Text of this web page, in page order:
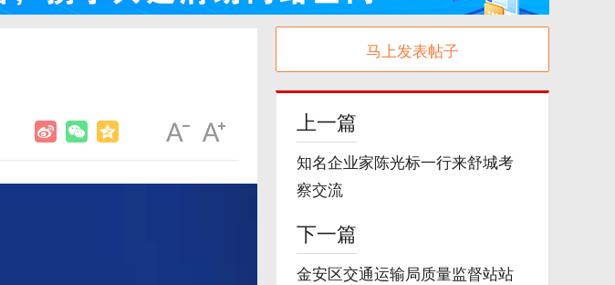
马上发表帖子
上一篇
知名企业家陈光标一行来舒城考
察交流
下一篇
金安区交通运输局质量监督站站